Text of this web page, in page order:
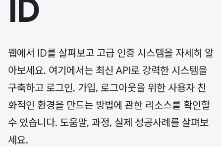
ID
웹에서 ID를 살펴보고 고급 인증 시스템을 자세히 알
아보세요. 여기에서는 최신 API로 강력한 시스템을
구축하고 로그인, 가입, 로그아웃을 위한 사용자 친
화적인 환경을 만드는 방법에 관한 리소스를 확인할
수 있습니다. 도움말, 과정, 실제 성공사례를 살펴보
세요.